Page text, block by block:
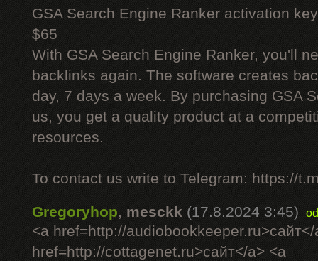
GSA Search Engine Ranker activation key
$65
With GSA Search Engine Ranker, you'll
backlinks again. The software creates
day, 7 days a week. By purchasing GSA
us, you get a quality product at a
resources.
To contact us write to Telegram: https://
Gregoryhop,mesckk (17.8.2024 3:45)
<a href=http://audiobookkeeper.ru>сайт</
href=http://cottagenet.ru>сайт</a> <a